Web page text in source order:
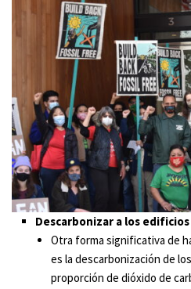
Descarbonizar a los edificios
Otra forma significativa de
es la descarbonización de
proporción de dióxido de